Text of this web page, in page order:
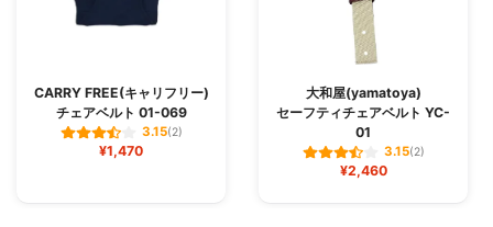
CARRY FREE(キャリフリー)
チェアベルト 01-069
3.15(2)
¥1,470
大和屋(yamatoya)
セーフティチェアベルト YC-
01
3.15(2)
¥2,460